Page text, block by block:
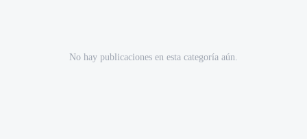
No hay publicaciones en esta categoría aún.